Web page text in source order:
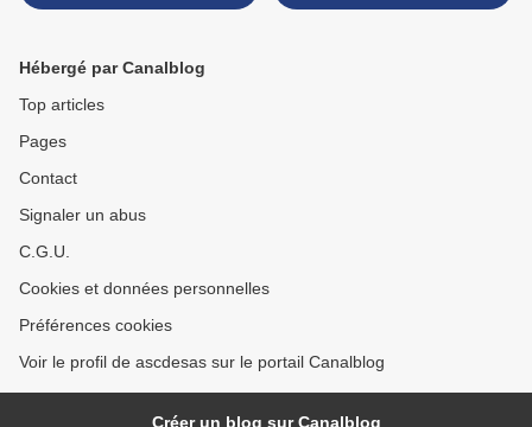
Hébergé par Canalblog
Top articles
Pages
Contact
Signaler un abus
C.G.U.
Cookies et données personnelles
Préférences cookies
Voir le profil de ascdesas sur le portail Canalblog
Créer un blog sur Canalblog